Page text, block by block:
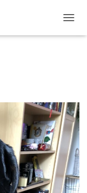
L
N
A
V
I
G
E
R
I
N
G